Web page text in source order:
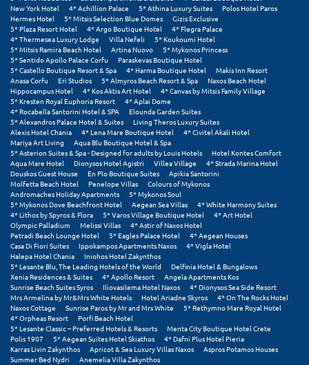
New York Hotel
4* Achillion Palace 5* Athina Luxury Suites
Polos Hotel Paros
Hermes Hotel
5* Mitsis Selection Blue Domes
Gizis Exclusive
5* Plaza Resort Hotel
4* Argo Boutique Hotel
4* Flegra Palace
4* Thermesea Luxury Lodge
Villa Nefeli
5* Koukoumi Hotel
5* Mitsis Ramira Beach Hotel
Artina Nuovo
5* Mykonos Princess
5* Sentido Apollo Palace Corfu
Paraskevas Boutique Hotel
5* Castello Boutique Resort & Spa
4* Harma Boutique Hotel
Makis Inn Resort
Anasa Corfu
Eri Studios 5* Almyros Beach Resort & Spa
Naxos Beach Hotel
Hippocampus Hotel
4* Kos Aktis Art Hotel
4* Canvas by Mitsis Family Village
5* Kresten Royal Euphoria Resort
4* Aplai Dome
4* Rocabella Santorini Hotel & SPA
Elounda Garden Suites
5* Alexandros Palace Hotel & Suites
Living Theros Luxury Suites
Alexis Hotel Chania
4* Lena Mare Boutique Hotel
4* Civitel Akali Hotel
Mariya Art Living
Aqua Blu Boutique Hotel & Spa
5* Asterion Suites & Spa - Designed for adults by Louis Hotels
Hotel Kontes Comfort
Aqua Mare Hotel
Dionysos Hotel Agistri Villea Village
4* Strada Marina Hotel
Douskos Guest House
En Plo Boutique Suites
Apikia Santorini
Molfetta Beach Hotel
Penelope Villas
Colours of Mykonos
Andromaches Holiday Apartments
5* Mykonos Soul
5* Mykonos Dove Beachfront Hotel
Aegean Sea Villas
4* White Harmony Suites
4* Lithos by Spyros & Flora
5* Varos Village Boutique Hotel
4* Art Hotel
Olympic Palladium
Melissi Villas
4* Astir of Naxos Hotel
Petradi Beach Lounge Hotel
5* Eagles Palace Hotel
4* Aegean Houses
Casa Di Fiori Suites
Ippokampos Apartments Naxos
4* Vigla Hotel
Halepa Hotel Chania
Iniohos Hotel Zakynthos
5* Lesante Blu, The Leading Hotels of the World
Delfinia Hotel & Bungalows
Xenia Residences & Suites
4* Apollo Resort
Angela Apartments Kos
Sunrise Beach Suites Syros
Iliovasilema Hotel Naxos
4* Dionysos Sea Side Resort
Mrs Armelina by Mr&Mrs White Hotels
Hotel Ariadne Skyros
4* On The Rocks Hotel
Naxos Cottage
Sunrise Paros by Mr and Mrs White
5* Rethymno Mare Royal Hotel
4* Orpheas Resort
Porfi Beach Hotel
5* Lesante Classic – Preferred Hotels & Resorts
Menta City Boutique Hotel Crete
Polis 1907
5* Aegean Suites Hotel Skiathos
4* Dafni Plus Hotel Pieria
Karras Livin Zakynthos
Apricot & Sea Luxury Villas Naxos
Aspros Potamos Houses
Summer Bed Nydri
Anemelia Villa Zakynthos